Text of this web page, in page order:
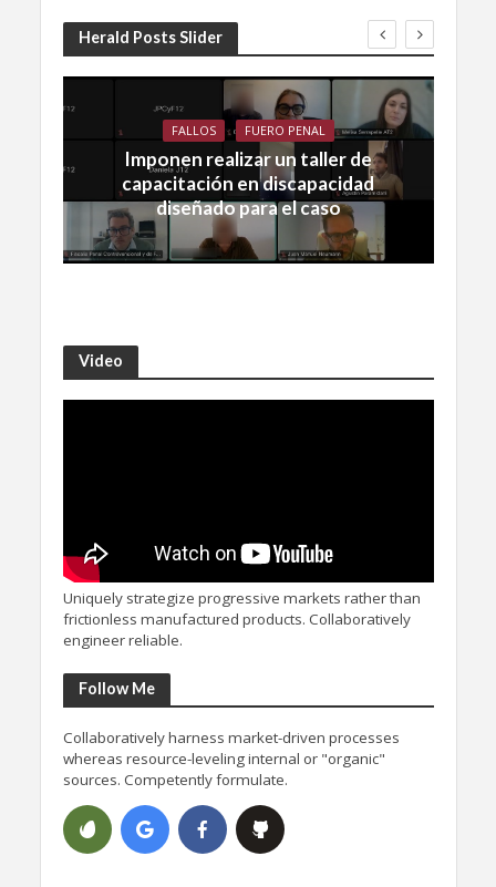
Herald Posts Slider
FALLOS FUERO PENAL
Imponen realizar un taller de
capacitación en discapacidad
diseñado para el caso
Video
Uniquely strategize progressive markets rather than
frictionless manufactured products. Collaboratively
engineer reliable.
Follow Me
Collaboratively harness market-driven processes
whereas resource-leveling internal or "organic"
sources. Competently formulate.